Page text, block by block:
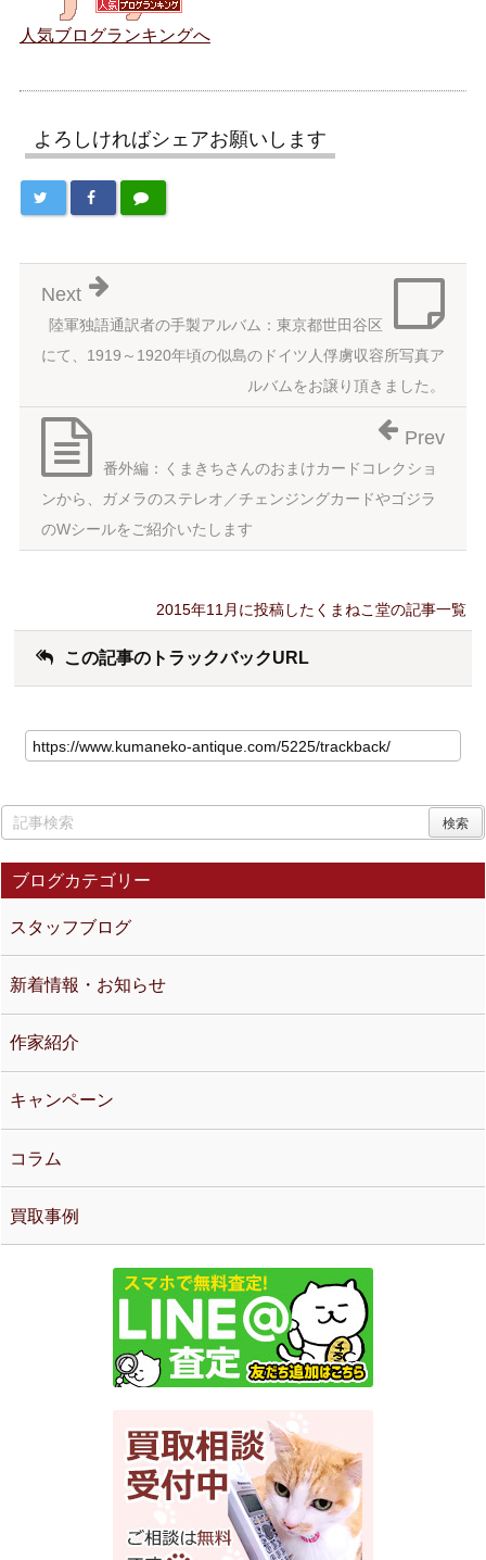
人気ブログランキングへ
よろしければシェアお願いします
陸軍独語通訳者の手製アルバム：東京都世田谷区
にて、1919～1920年頃の似島のドイツ人俘虜収容所写真ア
ルバムをお譲り頂きました。
Next
番外編：くまきちさんのおまけカードコレクショ
ンから、ガメラのステレオ／チェンジングカードやゴジラ
のWシールをご紹介いたします
Prev
2015年11月に投稿したくまねこ堂の記事一覧
この記事のトラックバックURL
ブログカテゴリー
スタッフブログ
新着情報・お知らせ
作家紹介
キャンペーン
コラム
買取事例